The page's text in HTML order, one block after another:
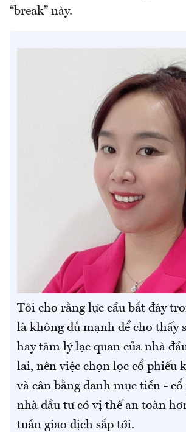
“break” này.
Tôi cho rằng lực cầu bắt đáy
là không đủ mạnh để cho thấy
hay tâm lý lạc quan của nhà
lai, nên việc chọn lọc cổ phiếu
và cân bằng danh mục tiền - cổ
nhà đầu tư có vị thế an toàn
tuần giao dịch sắp tới.